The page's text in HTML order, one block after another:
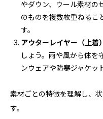
やダウン、ウール素材の
のものを複数枚重ねるこ
す。
アウターレイヤー（上着
しょう。雨や風から体を
ンウェアや防寒ジャケッ
素材ごとの特徴を理解し、
す。